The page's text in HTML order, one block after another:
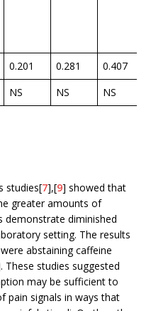
0.201 0.281
0.407
NS NS NS
studies[7],[9] showed that
greater amounts of
demonstrate diminished
setting. The results
abstaining caffeine
These studies suggested
may be sufficient to
pain signals in ways that